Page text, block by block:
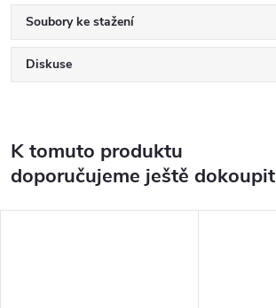
Soubory ke stažení
Diskuse
K tomuto produktu
doporučujeme ještě dokoupit